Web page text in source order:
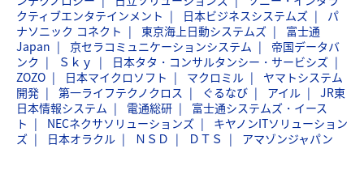
クティブエンタテインメント
日本ビジネスシステムズ
パ
ナソニック コネクト
東京海上日動システムズ
富士通
Japan
京セラコミュニケーションシステム
帝国データバ
ンク
Ｓｋｙ
日本タタ・コンサルタンシー・サービシズ
ZOZO
日本マイクロソフト マクロミル
ヤマトシステム
開発
第一ライフテクノクロス ぐるなび アイル
JR東
日本情報システム
電通総研
富士通システムズ・イース
ト
NECネクサソリューションズ
キヤノンITソリューション
ズ
日本オラクル ＮＳＤ ＤＴＳ アマゾンジャパン